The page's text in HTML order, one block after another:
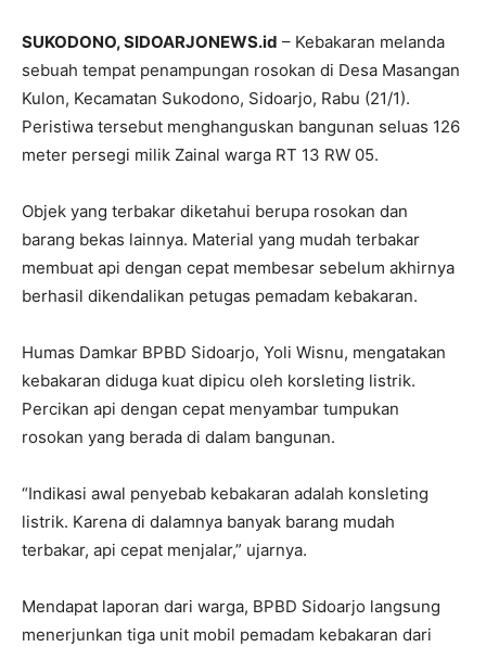
SUKODONO, SIDOARJONEWS.id – Kebakaran melanda
sebuah tempat penampungan rosokan di Desa Masangan
Kulon, Kecamatan Sukodono, Sidoarjo, Rabu (21/1).
Peristiwa tersebut menghanguskan bangunan seluas 126
meter persegi milik Zainal warga RT 13 RW 05.
Objek yang terbakar diketahui berupa rosokan dan
barang bekas lainnya. Material yang mudah terbakar
membuat api dengan cepat membesar sebelum akhirnya
berhasil dikendalikan petugas pemadam kebakaran.
Humas Damkar BPBD Sidoarjo, Yoli Wisnu, mengatakan
kebakaran diduga kuat dipicu oleh korsleting listrik.
Percikan api dengan cepat menyambar tumpukan
rosokan yang berada di dalam bangunan.
“Indikasi awal penyebab kebakaran adalah konsleting
listrik. Karena di dalamnya banyak barang mudah
terbakar, api cepat menjalar,” ujarnya.
Mendapat laporan dari warga, BPBD Sidoarjo langsung
menerjunkan tiga unit mobil pemadam kebakaran dari